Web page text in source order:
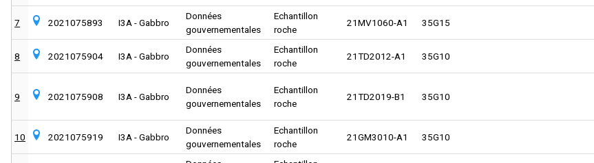
7 2021075893 I3A - Gabbro
Données
gouvernementales
Echantillon
roche
21MV1060-A1 35G15
8 2021075904 I3A - Gabbro
Données
gouvernementales
Echantillon
roche
21TD2012-A1 35G10
9 2021075908 I3A - Gabbro
Données
gouvernementales
Echantillon
roche
21TD2019-B1 35G10
10 2021075919 I3A - Gabbro
Données
gouvernementales
Echantillon
roche
21GM3010-A1 35G10